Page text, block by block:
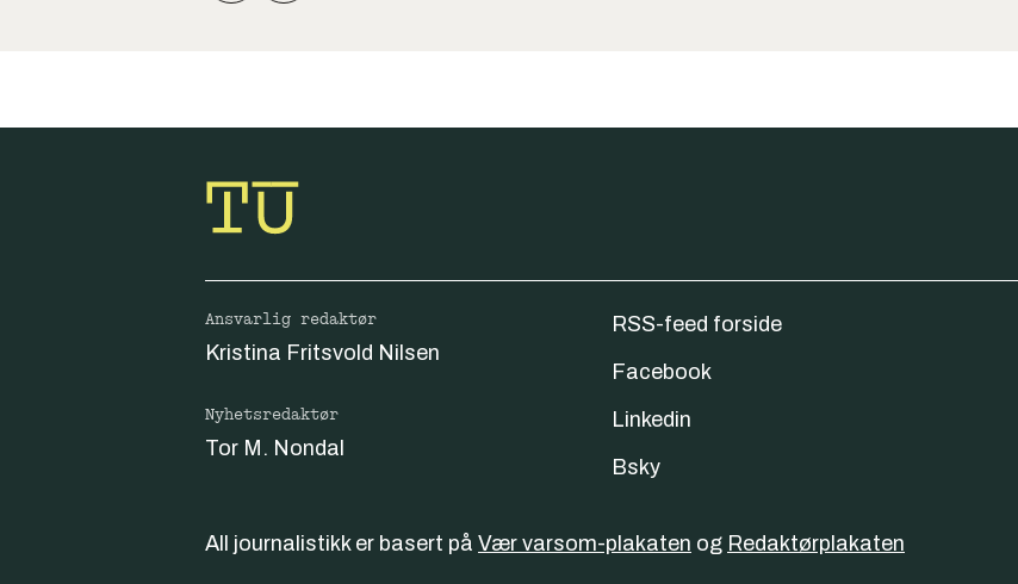
Ansvarlig redaktør
Kristina Fritsvold Nilsen
Nyhetsredaktør
Tor M. Nondal
RSS-feed forside
Facebook
Linkedin
Bsky
All journalistikk er basert på Vær varsom-plakaten og Redaktørplakaten